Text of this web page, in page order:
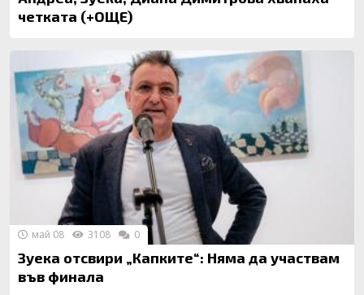
четката (+ОЩЕ)
Зуека отсвири „Капките“: Няма да участвам
във финала
май 08 3108 0